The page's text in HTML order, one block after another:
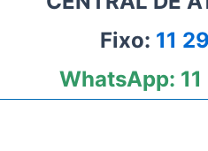
Fixo: 11
WhatsApp: